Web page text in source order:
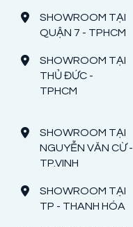
SHOWROOM TẠI
QUẬN 7 - TPHCM
SHOWROOM TẠI
THỦ ĐỨC -
TPHCM
SHOWROOM TẠI
NGUYỄN VĂN CỪ -
TP.VINH
SHOWROOM TẠI
TP - THANH HÓA